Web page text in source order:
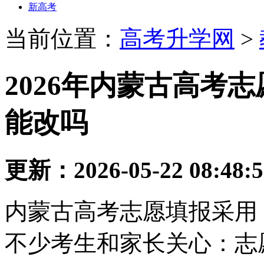
新高考
当前位置： 高考升学网 >
2026年内蒙古高考
能改吗
更新：2026-05-22
内蒙古高考志愿填报采
不少考生和家长关心：